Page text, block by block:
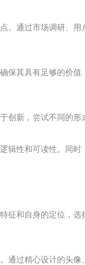
。通过市场调研、
保其具有足够的价
新，尝试不同的形
性和可读性。同
和自身的定位，
过精心设计的头像